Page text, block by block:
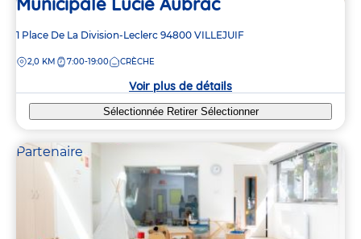
Adresse
la
1 Place De La Division-Leclerc 94800 VILLEJUIF
DISTANCE
2,0 KM 7:00-19:00 CRÈCHE
Voir plus de détails
Sélectionnée Retirer Sélectionner
Partenaire
3
5
3
5